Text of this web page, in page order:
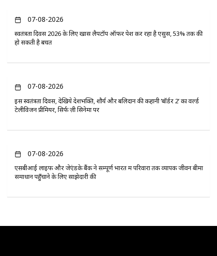
07-08-2026
स्वतंत्रता दिवस 2026 के लिए खास लैपटॉप ऑफर पेश कर रहा है एसुस, 53% तक की
हो सकती है बचत
07-08-2026
इस स्वतंत्रता दिवस, देखिये देशभक्ति, शौर्य और बलिदान की कहानी ‘बॉर्डर 2’ का वर्ल्ड
टेलीविजन प्रीमियर, सिर्फ ज़ी सिनेमा पर
07-08-2026
एसबीआई लाइफ और जेएंडके बैंक ने सम्पूर्ण भारत में परिवारों तक व्यापक जीवन बीमा
समाधान पहुँचाने के लिए साझेदारी की